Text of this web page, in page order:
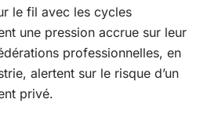
le fil avec les cycles
une pression accrue sur leur
professionnelles, en
alertent sur le risque d’un
privé.